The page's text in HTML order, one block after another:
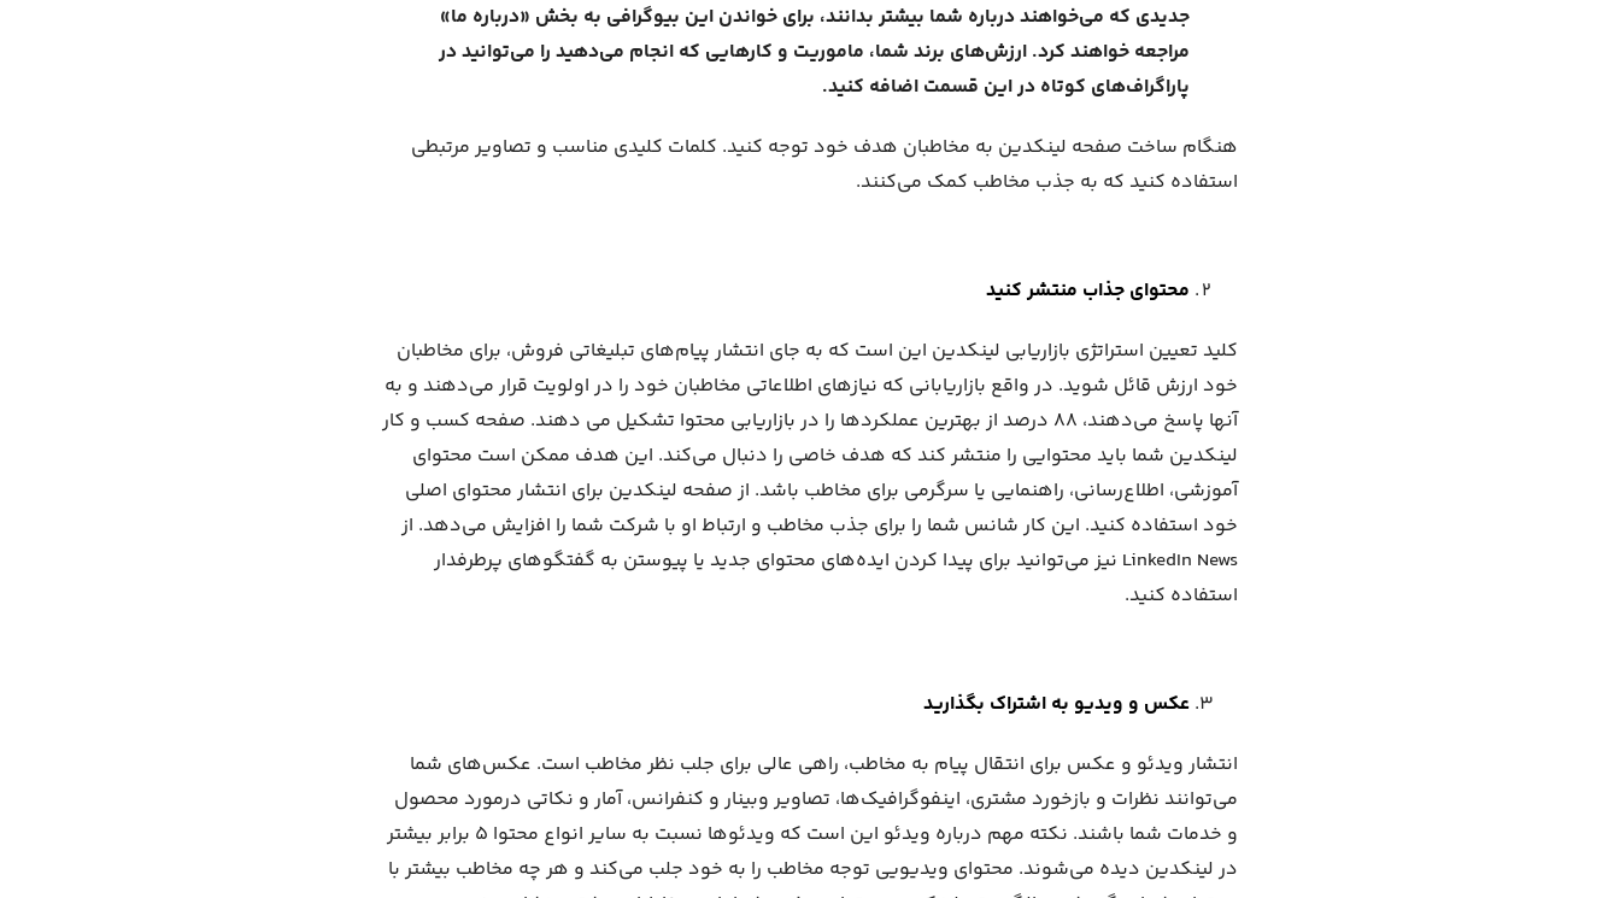
جدیدی که می‌خواهند درباره شما بیشتر بدانند، برای خواندن این بیوگرافی به بخش «درباره ما»
مراجعه خواهند کرد. ارزش‌های برند شما، ماموریت و کارهایی که انجام می‌دهید را می‌توانید در
پاراگراف‌های کوتاه در این قسمت اضافه کنید.
هنگام ساخت صفحه لینکدین به مخاطبان هدف خود توجه کنید. کلمات کلیدی مناسب و تصاویر مرتبطی
استفاده کنید که به جذب مخاطب کمک می‌کنند.
محتوای جذاب منتشر کنید
کلید تعیین استراتژی بازاریابی لینکدین این است که به جای انتشار پیام‌های تبلیغاتی فروش، برای مخاطبان
خود ارزش قائل شوید. در واقع بازاریابانی که نیازهای اطلاعاتی مخاطبان خود را در اولویت قرار می‌دهند و به
آنها پاسخ می‌دهند، ۸۸ درصد از بهترین عملکردها را در بازاریابی محتوا تشکیل می دهند. صفحه کسب و کار
لینکدین شما باید محتوایی را منتشر کند که هدف خاصی را دنبال می‌کند. این هدف ممکن است محتوای
آموزشی، اطلاع‌رسانی، راهنمایی یا سرگرمی برای مخاطب باشد. از صفحه لینکدین برای انتشار محتوای اصلی
خود استفاده کنید. این کار شانس شما را برای جذب مخاطب و ارتباط او با شرکت شما را افزایش می‌دهد. از
LinkedIn News نیز می‌توانید برای پیدا کردن ایده‌های محتوای جدید یا پیوستن به گفتگوهای پرطرفدار
استفاده کنید.
عکس و ویدیو به اشتراک بگذارید
انتشار ویدئو و عکس برای انتقال پیام به مخاطب، راهی عالی برای جلب نظر مخاطب است. عکس‌های شما
می‌توانند نظرات و بازخورد مشتری، اینفوگرافیک‌ها، تصاویر وبینار و کنفرانس، آمار و نکاتی درمورد محصول
و خدمات شما باشند. نکته مهم درباره ویدئو این است که ویدئوها نسبت به سایر انواع محتوا ۵ برابر بیشتر
در لینکدین دیده می‌شوند. محتوای ویدیویی توجه مخاطب را به خود جلب می‌کند و هر چه مخاطب بیشتر با